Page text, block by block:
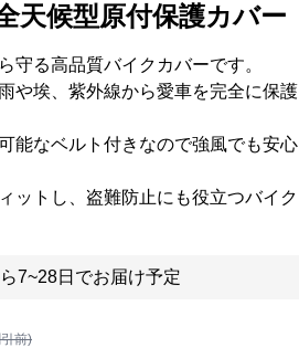
天候型原付保護カバー
守る高品質バイクカバーです。
や埃、紫外線から愛車を完全に保護
能なベルト付きなので強風でも安心
ットし、盗難防止にも役立つバイク
7~28日でお届け予定
前)